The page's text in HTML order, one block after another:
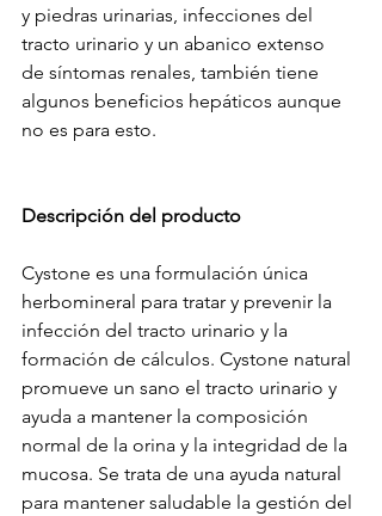
y piedras urinarias, infecciones del
tracto urinario y un abanico extenso
de síntomas renales, también tiene
algunos beneficios hepáticos aunque
no es para esto.
Descripción del producto
Cystone es una formulación única
herbomineral para tratar y prevenir la
infección del tracto urinario y la
formación de cálculos. Cystone natural
promueve un sano el tracto urinario y
ayuda a mantener la composición
normal de la orina y la integridad de la
mucosa. Se trata de una ayuda natural
para mantener saludable la gestión del